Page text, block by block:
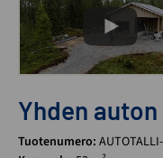
Yhden
Tuotenumero: